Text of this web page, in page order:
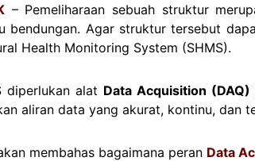
– Pemeliharaan sebuah struktur
bendungan. Agar struktur tersebut
Health Monitoring System (SHMS).
diperlukan alat Data Acquisition (DAQ)
aliran data yang akurat, kontinu, dan
membahas bagaimana peran Data